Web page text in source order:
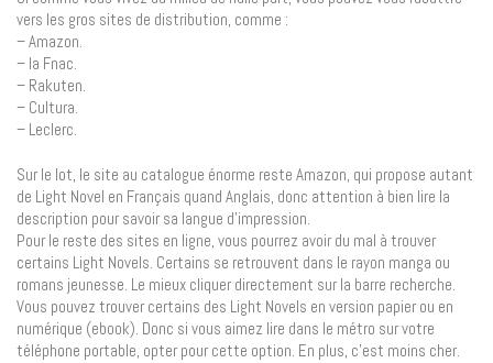
vers les gros sites de distribution, comme :
– Amazon.
– la Fnac.
– Rakuten.
– Cultura.
– Leclerc.
Sur le lot, le site au catalogue énorme reste Amazon, qui propose autant
de Light Novel en Français quand Anglais, donc attention à bien lire la
description pour savoir sa langue d’impression.
Pour le reste des sites en ligne, vous pourrez avoir du mal à trouver
certains Light Novels. Certains se retrouvent dans le rayon manga ou
romans jeunesse. Le mieux cliquer directement sur la barre recherche.
Vous pouvez trouver certains des Light Novels en version papier ou en
numérique (ebook). Donc si vous aimez lire dans le métro sur votre
téléphone portable, opter pour cette option. En plus, c’est moins cher.